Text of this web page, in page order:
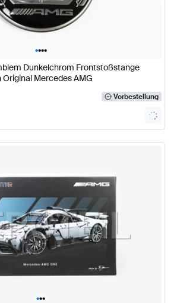
••••
Dunkelchrom Frontstoßstange
Mercedes AMG
Vorbestellung
•••